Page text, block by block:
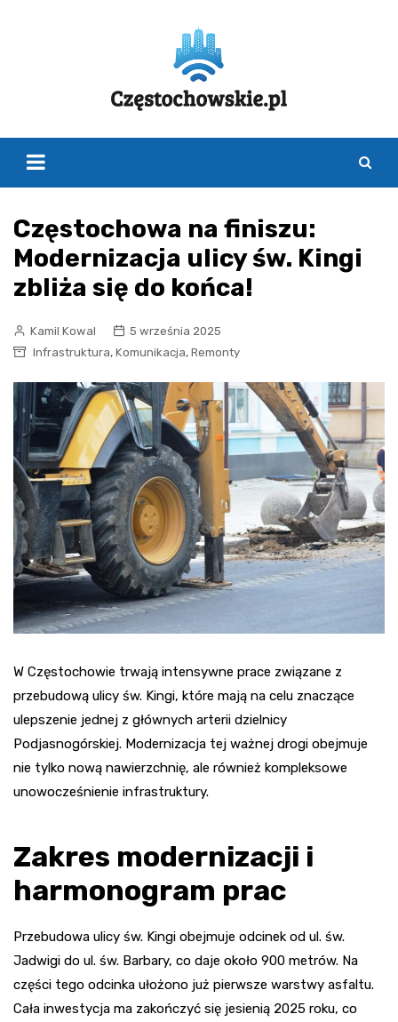
Częstochowa na finiszu:
Modernizacja ulicy św. Kingi
zbliża się do końca!
Kamil Kowal
5 września 2025
Infrastruktura, Komunikacja, Remonty
W Częstochowie trwają intensywne prace związane z
przebudową ulicy św. Kingi, które mają na celu znaczące
ulepszenie jednej z głównych arterii dzielnicy
Podjasnogórskiej. Modernizacja tej ważnej drogi obejmuje
nie tylko nową nawierzchnię, ale również kompleksowe
unowocześnienie infrastruktury.
Zakres modernizacji i
harmonogram prac
Przebudowa ulicy św. Kingi obejmuje odcinek od ul. św.
Jadwigi do ul. św. Barbary, co daje około 900 metrów. Na
części tego odcinka ułożono już pierwsze warstwy asfaltu.
Cała inwestycja ma zakończyć się jesienią 2025 roku, co